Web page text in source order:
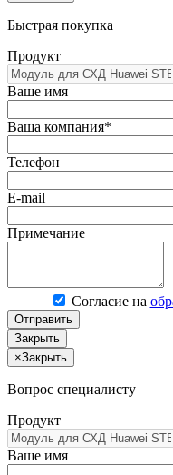
Быстрая покупка
Продукт
Ваше имя
Ваша компания*
Телефон
E-mail
Примечание
Согласие на
Отправить
Закрыть
×Закрыть
Вопрос специалисту
Продукт
Ваше имя